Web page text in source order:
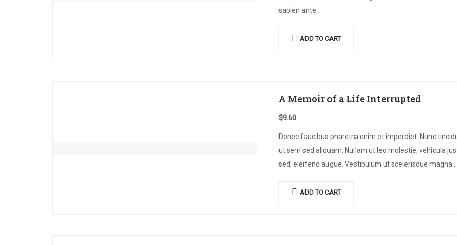
sapien ante.
ADD TO CART
A Memoir of a Life Interrupted
$9.60
Donec faucibus pharetra enim et imperdiet. Nunc
ut sem sed aliquam. Nullam ut leo molestie, vehicula
sed, eleifend augue. Vestibulum ut scelerisque magna.
ADD TO CART